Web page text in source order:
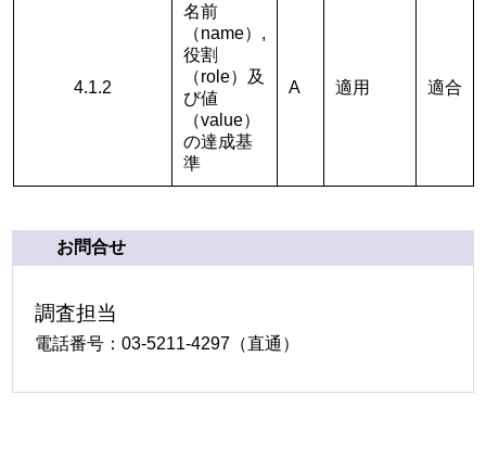
4.1.2
名前
（name）,
役割
（role）及
び値
（value）
の達成基
準
A 適用 適合
お問合せ
調査担当
電話番号：03-5211-4297（直通）